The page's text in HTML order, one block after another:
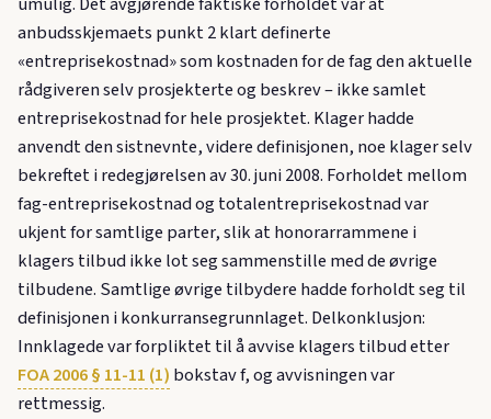
anbudsskjemaets punkt 2 klart definerte
«entreprisekostnad» som kostnaden for de fag den aktuelle
rådgiveren selv prosjekterte og beskrev – ikke samlet
entreprisekostnad for hele prosjektet. Klager hadde
anvendt den sistnevnte, videre definisjonen, noe klager selv
bekreftet i redegjørelsen av 30. juni 2008. Forholdet mellom
fag-entreprisekostnad og totalentreprisekostnad var
ukjent for samtlige parter, slik at honorarrammene i
klagers tilbud ikke lot seg sammenstille med de øvrige
tilbudene. Samtlige øvrige tilbydere hadde forholdt seg til
definisjonen i konkurransegrunnlaget. Delkonklusjon:
Innklagede var forpliktet til å avvise klagers tilbud etter
FOA 2006 § 11-11 (1) bokstav f, og avvisningen var
rettmessig.